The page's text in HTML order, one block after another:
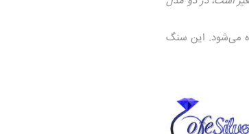
می‌شود. این سنگ